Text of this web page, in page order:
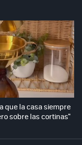
que la casa siempre
sobre las cortinas"